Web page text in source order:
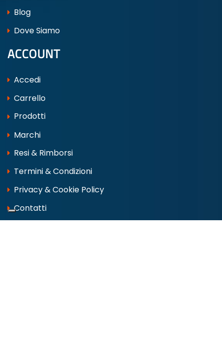
Blog
Dove Siamo
ACCOUNT
Accedi
Carrello
Prodotti
Marchi
Resi & Rimborsi
Termini & Condizioni
Privacy & Cookie Policy
Contatti